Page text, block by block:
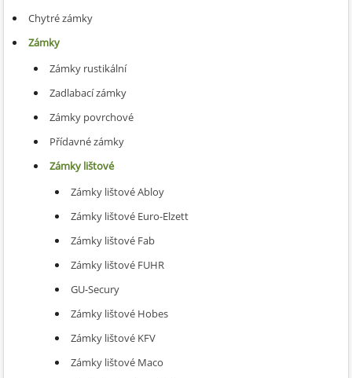
Chytré zámky
Zámky
Zámky rustikální
Zadlabací zámky
Zámky povrchové
Přídavné zámky
Zámky lištové
Zámky lištové Abloy
Zámky lištové Euro-Elzett
Zámky lištové Fab
Zámky lištové FUHR
GU-Secury
Zámky lištové Hobes
Zámky lištové KFV
Zámky lištové Maco